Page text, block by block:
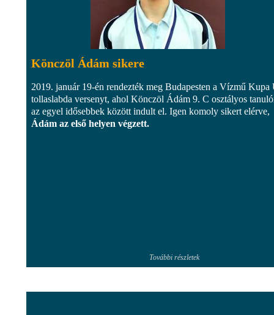
Könczöl Ádám sikere
2019. január 19-én rendezték meg Budapesten a Vízmű Kupa
tollaslabda versenyt, ahol Könczöl Ádám 9. C osztályos
az egyel idősebbek között indult el. Igen komoly sikert elérve,
Ádám az első helyen végzett.
További részletek